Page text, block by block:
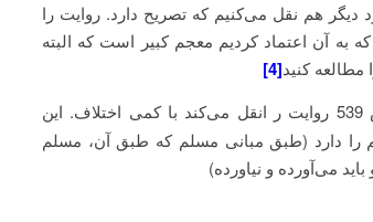
هم نقل می‌کنیم که تصریح دارد. روایت را
مصدری که به آن اعتماد کردیم معجم کبیر است که البته
کنید[4]
در مستدرک، ج 3 ص 539 روایت ر انقل می‌کند با کمی اختلاف. این
را دارد (طبق مبانی مسلم که طبق آن، مسلم
می‌آورده و نیاورده)